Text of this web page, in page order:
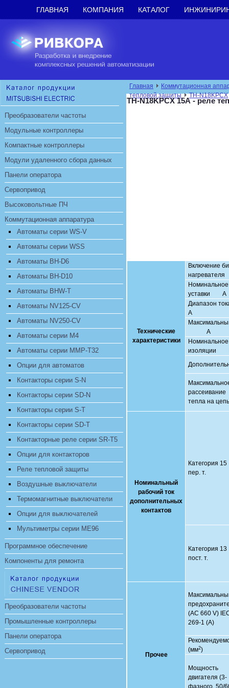
ГЛАВНАЯ КОМПАНИЯ КАТАЛОГ
Преобразователи частоты
Модульные контроллеры
Компактные контроллеры
Модули удаленного сбора данных
Панели оператора
Сервопривод
Высоковольтные ПЧ
Коммутационная аппаратура
Автоматы серии WS-V
Автоматы серии WSS
Автоматы BH-D6
Автоматы BH-D10
Автоматы BHW-T
Автоматы NV125-CV
Автоматы NV250-CV
Автоматы серии M4
Автоматы серии MMP-T32
Опции для автоматов
Контакторы серии S-N
Контакторы серии SD-N
Контакторы серии S-T
Контакторы серии SD-T
Контакторные реле серии SR-T5
Опции для контакторов
Реле тепловой защиты
Воздушные выключатели
Термомагнитные выключатели
Опции для выключателей
Мультиметры серии ME96
Программное обеспечение
Компоненты для ремонта
Преобразователи частоты
Промышленные контроллеры
Панели оператора
Сервопривод
Главная
Коммутационная
тепловой защиты
TH-N18KPCX
TH-N18KPCX 15А - реле
Технические
характеристики
Включение
нагревателя
Номинальное
уставки А
А
А
изоляции
рассеивание
тепла на цепь
Номинальный
рабочий ток
дополнительных
контактов
Категория 15
пер. т.
Категория 13
пост. т.
Прочее
(AC 660 V)
269-1 (A)
(мм2)
Мощность
двигателя (3-
фазного, 50/